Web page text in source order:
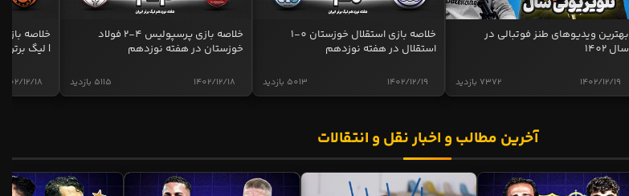
بهترین ویدیوهای طنز فوتبالی در
سال 1402
7372 بازدید 1402/12/19
خلاصه بازی استقلال خوزستان 0-1
استقلال در هفته نوزدهم
5013 بازدید 1402/12/19
خلاصه بازی پرسپولیس 4-2 فولاد
خوزستان در هفته نوزدهم
5115 بازدید 1402/12/18
| لیگ برتر
1402/12/18
آخرین مطالب و اخبار نقل و انتقالات